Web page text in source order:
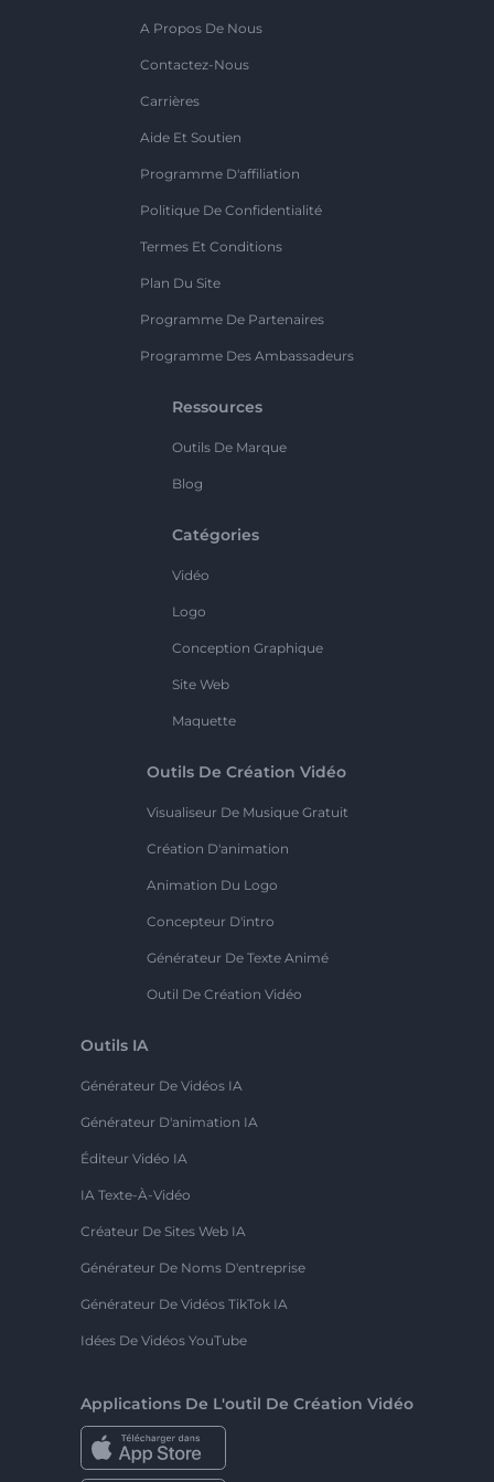
A Propos De Nous
Contactez-Nous
Carrières
Aide Et Soutien
Programme D'affiliation
Politique De Confidentialité
Termes Et Conditions
Plan Du Site
Programme De Partenaires
Programme Des Ambassadeurs
Ressources
Outils De Marque
Blog
Catégories
Vidéo
Logo
Conception Graphique
Site Web
Maquette
Outils De Création Vidéo
Visualiseur De Musique Gratuit
Création D'animation
Animation Du Logo
Concepteur D'intro
Générateur De Texte Animé
Outil De Création Vidéo
Outils IA
Générateur De Vidéos IA
Générateur D'animation IA
Éditeur Vidéo IA
IA Texte-À-Vidéo
Créateur De Sites Web IA
Générateur De Noms D'entreprise
Générateur De Vidéos TikTok IA
Idées De Vidéos YouTube
Applications De L'outil De Création Vidéo